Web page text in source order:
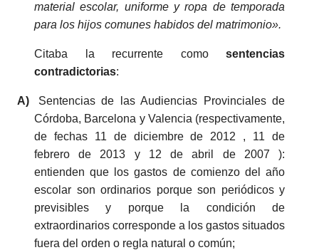
material escolar, uniforme y ropa de temporada
para los hijos comunes habidos del matrimonio».
Citaba la recurrente como sentencias
contradictorias:
A)
Sentencias de las Audiencias Provinciales de
Córdoba, Barcelona y Valencia (respectivamente,
de fechas 11 de diciembre de 2012 , 11 de
febrero de 2013 y 12 de abril de 2007 ):
entienden que los gastos de comienzo del año
escolar son ordinarios porque son periódicos y
previsibles y porque la condición de
extraordinarios corresponde a los gastos situados
fuera del orden o regla natural o común;